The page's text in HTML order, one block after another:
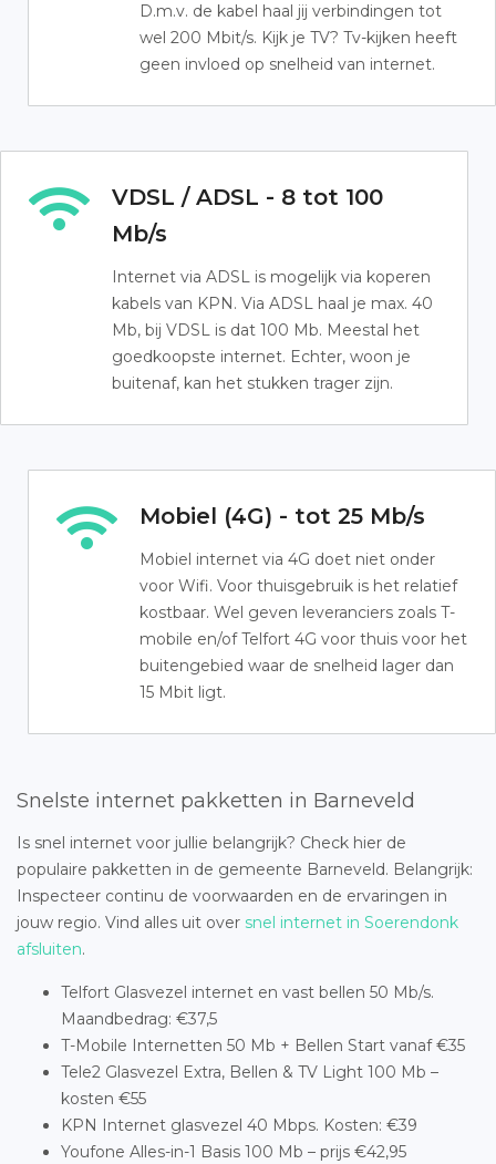
D.m.v. de kabel haal jij verbindingen tot
wel 200 Mbit/s. Kijk je TV? Tv-kijken heeft
geen invloed op snelheid van internet.
VDSL / ADSL - 8 tot 100
Mb/s
Internet via ADSL is mogelijk via koperen
kabels van KPN. Via ADSL haal je max. 40
Mb, bij VDSL is dat 100 Mb. Meestal het
goedkoopste internet. Echter, woon je
buitenaf, kan het stukken trager zijn.
Mobiel (4G) - tot 25 Mb/s
Mobiel internet via 4G doet niet onder
voor Wifi. Voor thuisgebruik is het relatief
kostbaar. Wel geven leveranciers zoals T-
mobile en/of Telfort 4G voor thuis voor het
buitengebied waar de snelheid lager dan
15 Mbit ligt.
Snelste internet pakketten in Barneveld
Is snel internet voor jullie belangrijk? Check hier de
populaire pakketten in de gemeente Barneveld. Belangrijk:
Inspecteer continu de voorwaarden en de ervaringen in
jouw regio. Vind alles uit over snel internet in Soerendonk
afsluiten.
Telfort Glasvezel internet en vast bellen 50 Mb/s.
Maandbedrag: €37,5
T-Mobile Internetten 50 Mb + Bellen Start vanaf €35
Tele2 Glasvezel Extra, Bellen & TV Light 100 Mb –
kosten €55
KPN Internet glasvezel 40 Mbps. Kosten: €39
Youfone Alles-in-1 Basis 100 Mb – prijs €42,95